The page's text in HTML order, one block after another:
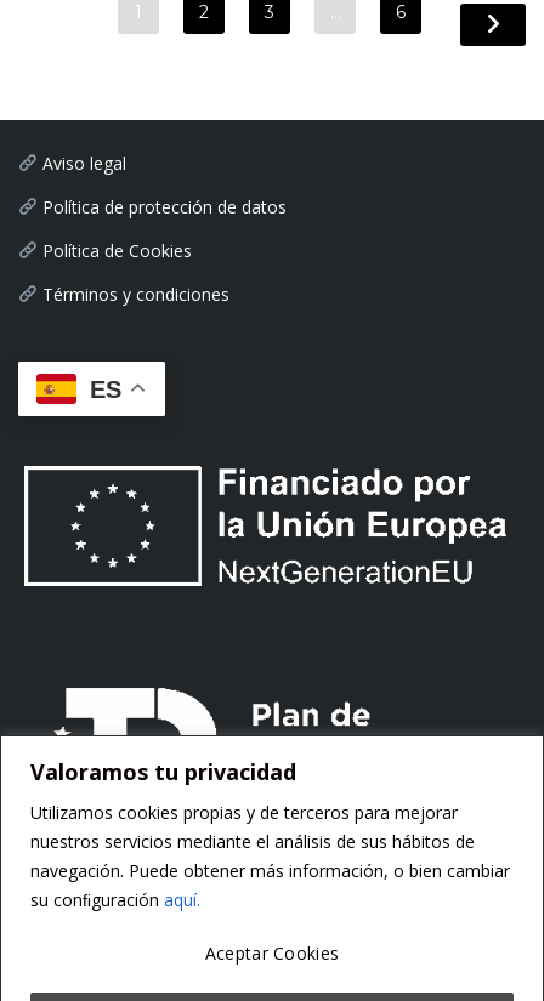
Valoramos tu privacidad
Utilizamos cookies propias y de terceros para mejorar
nuestros servicios mediante el análisis de sus hábitos de
navegación. Puede obtener más información, o bien cambiar
su conﬁguración aquí.
Aceptar Cookies
1 2 3 … 6
Aviso legal
Política de protección de datos
Política de Cookies
Términos y condiciones
ES